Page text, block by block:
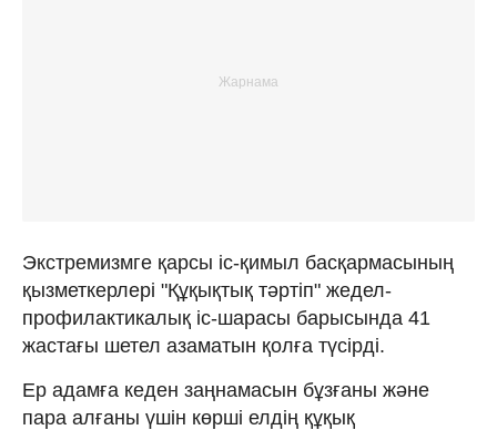
Экстремизмге қарсы іс-қимыл басқармасының
қызметкерлері "Құқықтық тәртіп" жедел-
профилактикалық іс-шарасы барысында 41
жастағы шетел азаматын қолға түсірді.
Ер адамға кеден заңнамасын бұзғаны және
пара алғаны үшін көрші елдің құқық